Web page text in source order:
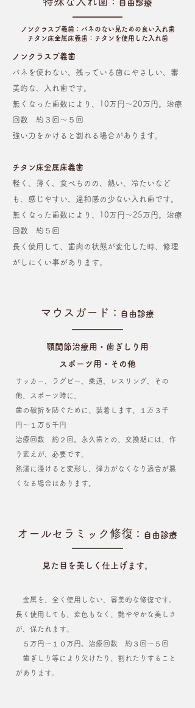
自由診療
ノンクラスプ義歯：バネのない見ための良い入れ歯
チタン床金属床義歯：チタンを使用した入れ歯
ノンクラスプ義歯
バネを使わない、残っている歯にやさしい、審
美的な、入れ歯です。
無くなった歯数により、10万円〜20万円。治療
回数 約３回〜５回
​強い力をかけると割れる場合があります。
チタン床金属床義歯
軽く、薄く、食べものの、熱い、冷たいなど
も、感じやすい、違和感の少ない入れ歯です。
無くなった歯数により、10万円〜25万円。治療
回数 約５回
長く使用して、歯肉の状態が変化した時、修理
がしにくい事があります。
マウスガード ： 自由診療
顎関節治療用・歯ぎしり用
スポーツ用・その他
サッカー、ラグビー、柔道、レスリング、その
他、スポーツ時に、
歯の破折を防ぐために、装着します。１万３千
円〜１万５千円
治療回数 約２回。永久歯との、交換期には、作
り変えが、必要です。
​熱湯に浸けると変形し、弾力がなくなり適合が悪
くなる場合はあります。
オールセラミック修復 ： 自由診療
見た目を美しく仕上げます。
金属を、全く使用しない、審美的な修復です。
長く使用しても、変色もなく、艶ややかな美しさ
が、保たれます。
５万円〜１０万円。治療回数 約３回〜５回
歯ぎしり等により欠けたり、割れたりすること
があります。